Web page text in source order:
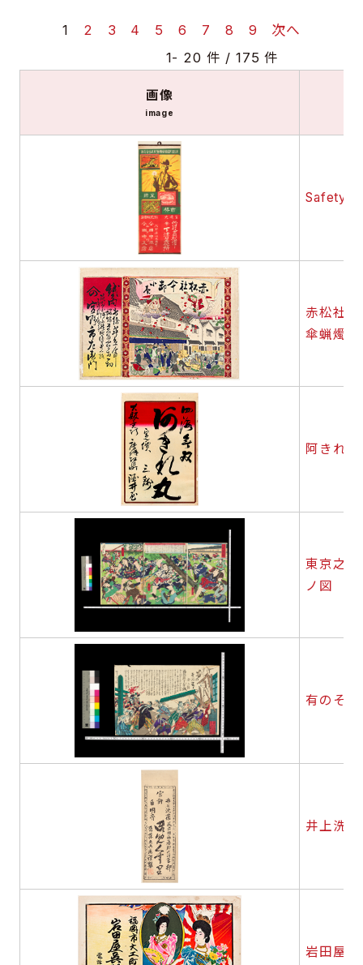
1 2 3 4 5 6 7 8 9
次へ
1- 20 件 / 175 件
画像
image
Safety
赤松社
傘蝋燭
阿きれ丸
東京之
ノ図
有のそ
井上洗
岩田屋